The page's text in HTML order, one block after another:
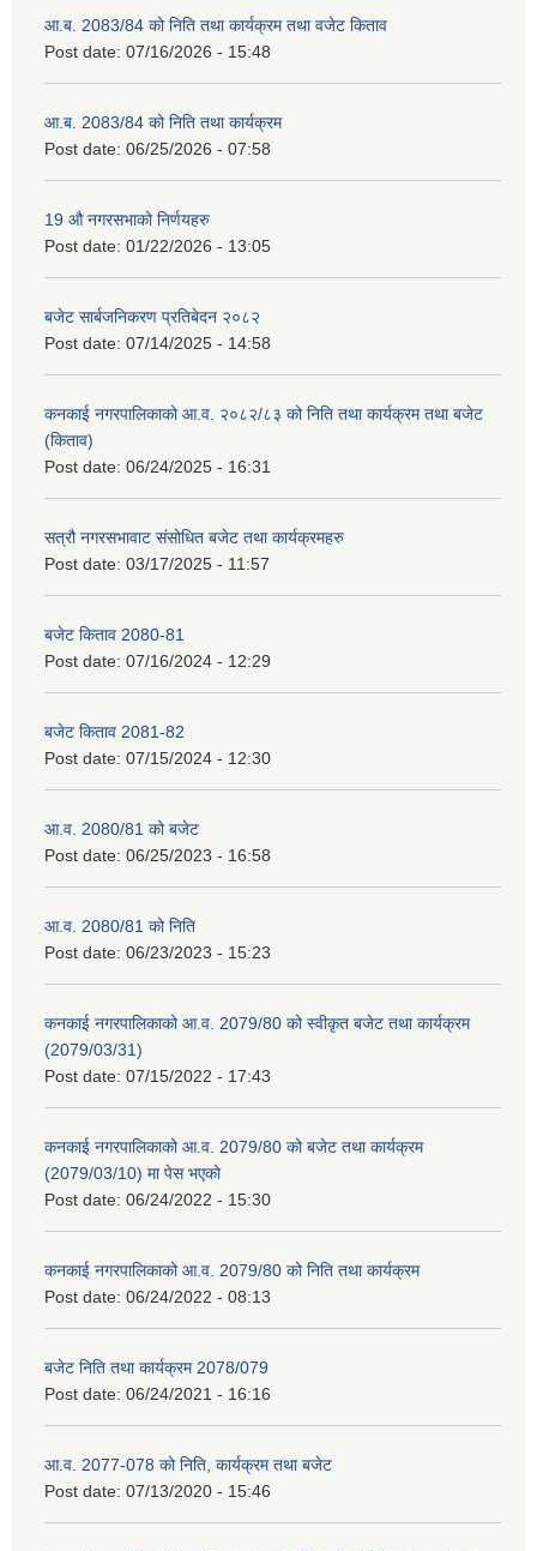
आ.ब. 2083/84 को निति तथा कार्यक्रम तथा वजेट किताव
Post date: 07/16/2026 - 15:48
आ.ब. 2083/84 को निति तथा कार्यक्रम
Post date: 06/25/2026 - 07:58
19 औ नगरसभाको निर्णयहरु
Post date: 01/22/2026 - 13:05
बजेट सार्बजनिकरण प्रतिबेदन २०८२
Post date: 07/14/2025 - 14:58
कनकाई नगरपालिकाको आ.व. २०८२/८३ को निति तथा कार्यक्रम तथा बजेट
(किताव)
Post date: 06/24/2025 - 16:31
सत्रौ नगरसभावाट संसोधित बजेट तथा कार्यक्रमहरु
Post date: 03/17/2025 - 11:57
बजेट किताव 2080-81
Post date: 07/16/2024 - 12:29
बजेट किताव 2081-82
Post date: 07/15/2024 - 12:30
आ.व. 2080/81 को बजेट
Post date: 06/25/2023 - 16:58
आ.व. 2080/81 को निति
Post date: 06/23/2023 - 15:23
कनकाई नगरपालिकाको आ.व. 2079/80 को स्वीकृत बजेट तथा कार्यक्रम
(2079/03/31)
Post date: 07/15/2022 - 17:43
कनकाई नगरपालिकाको आ.व. 2079/80 को बजेट तथा कार्यक्रम
(2079/03/10) मा पेस भएको
Post date: 06/24/2022 - 15:30
कनकाई नगरपालिकाको आ.व. 2079/80 को निति तथा कार्यक्रम
Post date: 06/24/2022 - 08:13
बजेट निति तथा कार्यक्रम 2078/079
Post date: 06/24/2021 - 16:16
आ.व. 2077-078 को निति, कार्यक्रम तथा बजेट
Post date: 07/13/2020 - 15:46